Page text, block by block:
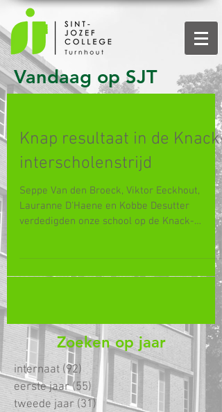
Vandaag op SJT
Knap resultaat in de Knack-
interscholenstrijd
Seppe Van den Broeck, Viktor Eeckhout,
Lauranne D'Haene en Kobbe Desutter
verdedigden onze school op de Knack-
Zoeken op jaar
internaat (92)92 posts
eerste jaar (55) 55 posts
tweede jaar (31) 31 posts